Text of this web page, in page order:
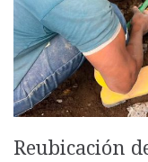
Reubicación